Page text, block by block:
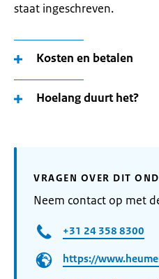
staat ingeschreven.
Kosten en betalen
Hoelang duurt het?
VRAGEN OVER DIT
Neem contact op met
+31 24 358 8300
https://